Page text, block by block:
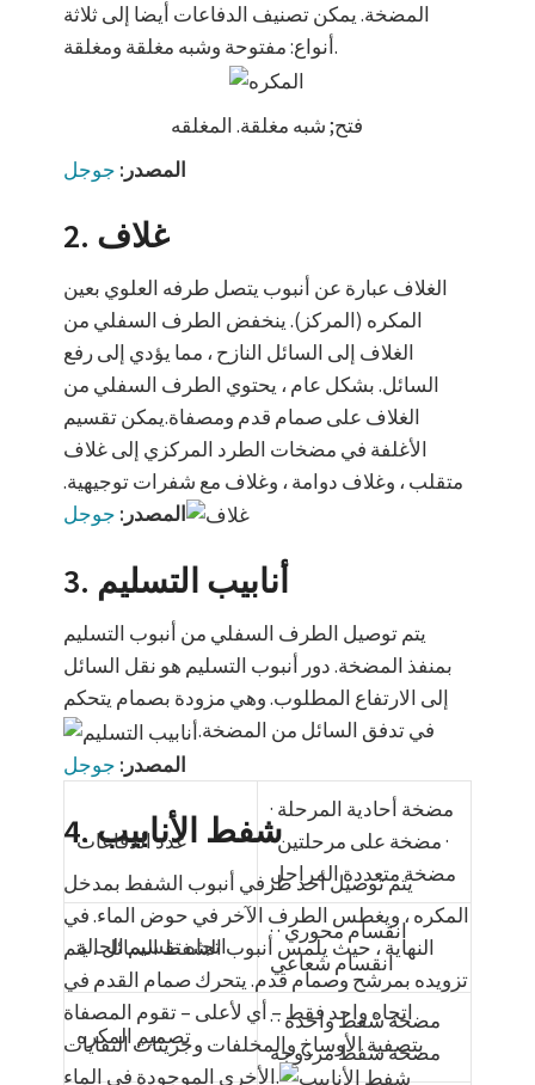
المضخة. يمكن تصنيف الدفاعات أيضا إلى ثلاثة
أنواع: مفتوحة وشبه مغلقة ومغلقة.
فتح; شبه مغلقة. المغلقه
المصدر: جوجل
2. غلاف
الغلاف عبارة عن أنبوب يتصل طرفه العلوي بعين
المكره (المركز). ينخفض الطرف السفلي من
الغلاف إلى السائل النازح ، مما يؤدي إلى رفع
السائل. بشكل عام ، يحتوي الطرف السفلي من
الغلاف على صمام قدم ومصفاة.يمكن تقسيم
الأغلفة في مضخات الطرد المركزي إلى غلاف
متقلب ، وغلاف دوامة ، وغلاف مع شفرات توجيهية.
المصدر: جوجل
3. أنابيب التسليم
يتم توصيل الطرف السفلي من أنبوب التسليم
بمنفذ المضخة. دور أنبوب التسليم هو نقل السائل
إلى الارتفاع المطلوب. وهي مزودة بصمام يتحكم
في تدفق السائل من المضخة.
المصدر: جوجل
4. شفط الأنابيب
يتم توصيل أحد طرفي أنبوب الشفط بمدخل
المكره ، ويغطس الطرف الآخر في حوض الماء. في
النهاية ، حيث يلمس أنبوب الشفط السائل ، يتم
تزويده بمرشح وصمام قدم. يتحرك صمام القدم في
اتجاه واحد فقط – أي لأعلى – تقوم المصفاة
بتصفية الأوساخ والمخلفات وجزيئات النفايات
الأخرى الموجودة في الماء.
عدد الدفاعات
· مضخة أحادية المرحلة
· مضخة على مرحلتين ·
مضخة متعددة المراحل
اتجاه تقسيم الحالة
· انقسام محوري ·
انقسام شعاعي
تصميم المكره
· مضخة شفط واحدة ·
مضخة شفط مزدوجة